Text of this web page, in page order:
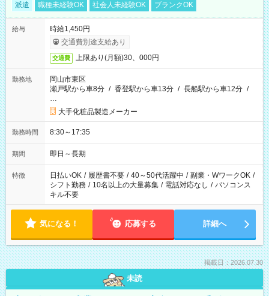
派遣 職種未経験OK 社会人未経験OK ブランクOK
給与
時給1,450円
交通費別途支給あり
交通費 上限あり(月額)30、000円
勤務地
岡山市東区
瀬戸駅から車8分 / 香登駅から車13分 / 長船駅から車12分 /
…
大手化粧品製造メーカー
勤務時間 8:30～17:35
期間 即日～長期
特徴 日払いOK / 履歴書不要 / 40～50代活躍中 / 副業・WワークOK /
シフト勤務 / 10名以上の大量募集 / 電話対応なし / パソコンス
キル不要
気になる！ 応募する 詳細へ
掲載日：2026.07.30
未読